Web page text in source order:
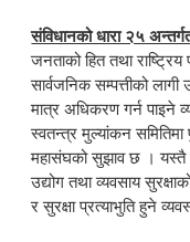
संविधानको धारा २५
जनताको हित तथा
सार्वजनिक सम्पत्तीको
मात्र अधिकरण गर्न पाइने
स्वतन्त्र मुल्यांकन समितिमा
महासंघको सुझाव छ । यस्तै
उद्योग तथा व्यवसाय
र सुरक्षा प्रत्याभुति हुने